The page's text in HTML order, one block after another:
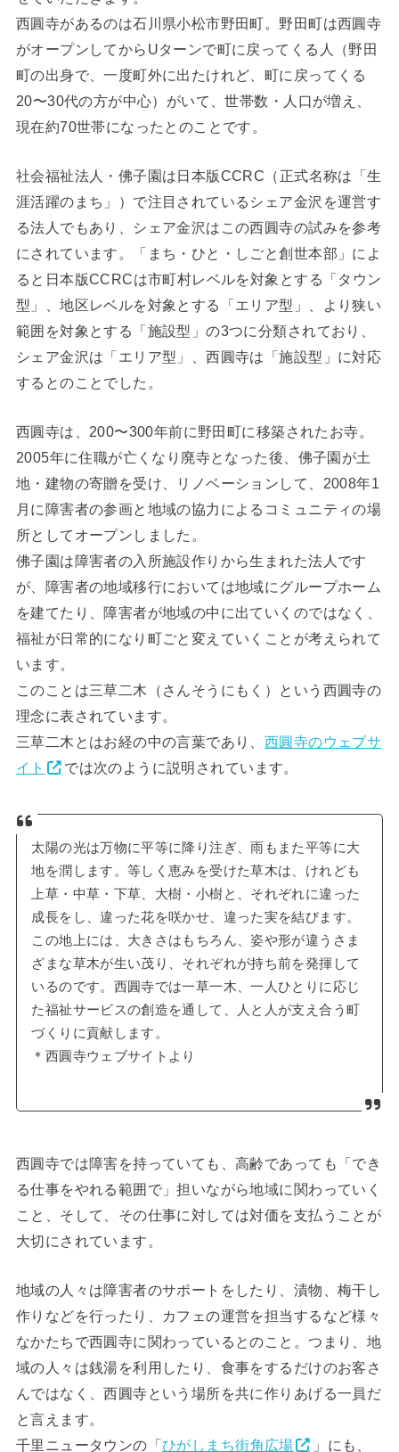
西圓寺があるのは石川県小松市野田町。野田町は西圓寺
がオープンしてからUターンで町に戻ってくる人（野田
町の出身で、一度町外に出たけれど、町に戻ってくる
20〜30代の方が中心）がいて、世帯数・人口が増え、
現在約70世帯になったとのことです。
社会福祉法人・佛子園は日本版CCRC（正式名称は「生
涯活躍のまち」）で注目されているシェア金沢を運営す
る法人でもあり、シェア金沢はこの西圓寺の試みを参考
にされています。「まち・ひと・しごと創世本部」によ
ると日本版CCRCは市町村レベルを対象とする「タウン
型」、地区レベルを対象とする「エリア型」、より狭い
範囲を対象とする「施設型」の3つに分類されており、
シェア金沢は「エリア型」、西圓寺は「施設型」に対応
するとのことでした。
西圓寺は、200〜300年前に野田町に移築されたお寺。
2005年に住職が亡くなり廃寺となった後、佛子園が土
地・建物の寄贈を受け、リノベーションして、2008年1
月に障害者の参画と地域の協力によるコミュニティの場
所としてオープンしました。
佛子園は障害者の入所施設作りから生まれた法人です
が、障害者の地域移行においては地域にグループホーム
を建てたり、障害者が地域の中に出ていくのではなく、
福祉が日常的になり町ごと変えていくことが考えられて
います。
このことは三草二木（さんそうにもく）という西圓寺の
理念に表されています。
三草二木とはお経の中の言葉であり、 西圓寺のウェブサ
イト
では次のように説明されています。
太陽の光は万物に平等に降り注ぎ、雨もまた平等に大
地を潤します。等しく恵みを受けた草木は、けれども
上草・中草・下草、大樹・小樹と、それぞれに違った
成長をし、違った花を咲かせ、違った実を結びます。
この地上には、大きさはもちろん、姿や形が違うさま
ざまな草木が生い茂り、それぞれが持ち前を発揮して
いるのです。西圓寺では一草一木、一人ひとりに応じ
た福祉サービスの創造を通して、人と人が支え合う町
づくりに貢献します。
＊西圓寺ウェブサイトより
西圓寺では障害を持っていても、高齢であっても「でき
る仕事をやれる範囲で」担いながら地域に関わっていく
こと、そして、その仕事に対しては対価を支払うことが
大切にされています。
地域の人々は障害者のサポートをしたり、漬物、梅干し
作りなどを行ったり、カフェの運営を担当するなど様々
なかたちで西圓寺に関わっているとのこと。つまり、地
域の人々は銭湯を利用したり、食事をするだけのお客さ
んではなく、西圓寺という場所を共に作りあげる一員だ
と言えます。
千里ニュータウンの「ひがしまち街角広場 」にも、